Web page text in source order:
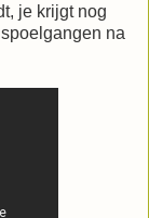
je krijgt nog
na